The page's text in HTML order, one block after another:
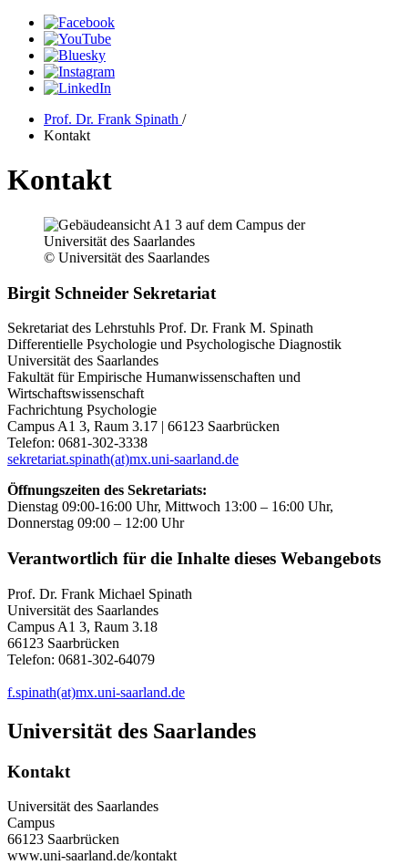
Prof. Dr. Frank Spinath /
Kontakt
Kontakt
© Universität des Saarlandes
Birgit Schneider Sekretariat
Sekretariat des Lehrstuhls Prof. Dr. Frank M. Spinath
Differentielle Psychologie und Psychologische Diagnostik
Universität des Saarlandes
Fakultät für Empirische Humanwissenschaften und
Wirtschaftswissenschaft
Fachrichtung Psychologie
Campus A1 3, Raum 3.17 | 66123 Saarbrücken
Telefon: 0681-302-3338
sekretariat.spinath(at)mx.uni-saarland.de
Öffnungszeiten des Sekretariats:
Dienstag 09:00-16:00 Uhr, Mittwoch 13:00 – 16:00 Uhr,
Donnerstag 09:00 – 12:00 Uhr
Verantwortlich für die Inhalte dieses Webangebots
Prof. Dr. Frank Michael Spinath
Universität des Saarlandes
Campus A1 3, Raum 3.18
66123 Saarbrücken
Telefon: 0681-302-64079
f.spinath(at)mx.uni-saarland.de
Universität des Saarlandes
Kontakt
Universität des Saarlandes
Campus
66123 Saarbrücken
www.uni-saarland.de/kontakt